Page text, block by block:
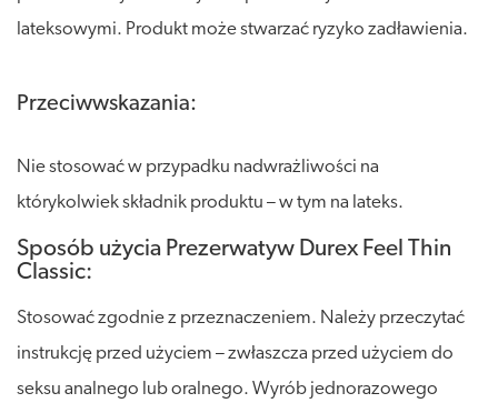
lateksowymi. Produkt może stwarzać ryzyko zadławienia.
Przeciwwskazania:
Nie stosować w przypadku nadwrażliwości na
którykolwiek składnik produktu – w tym na lateks.
Sposób użycia Prezerwatyw Durex Feel Thin
Classic:
Stosować zgodnie z przeznaczeniem. Należy przeczytać
instrukcję przed użyciem – zwłaszcza przed użyciem do
seksu analnego lub oralnego. Wyrób jednorazowego